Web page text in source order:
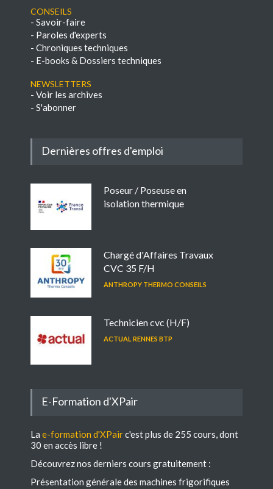
Conseils
- Savoir-faire
- Paroles d'experts
- Chroniques techniques
- E-books & Dossiers techniques
NEWSLETTERS
- Voir les archives
- S'abonner
Dernières offres d'emploi
Poseur / Poseuse en
isolation thermique
Chargé d'Affaires Travaux
CVC 35 F/H
ANTHROPY THERMO CONSEILS
Technicien cvc (H/F)
ACTUAL RENNES BTP
E-Formation d'XPair
La e-formation d'XPairc'est plus de 255 cours, dont
30 en accès libre !
Découvrez nos derniers cours gratuitement :
Présentation générale des machines frigorifiques